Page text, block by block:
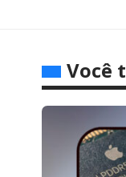
Você